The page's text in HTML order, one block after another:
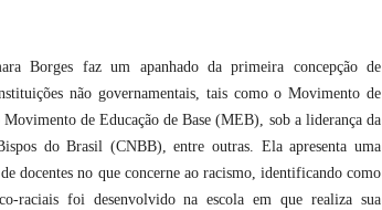
Borges faz um apanhado da primeira concepção de
não governamentais, tais como o Movimento de
de Educação de Base (MEB), sob a liderança da
do Brasil (CNBB), entre outras. Ela apresenta uma
docentes no que concerne ao racismo, identificando como
raciais foi desenvolvido na escola em que realiza sua